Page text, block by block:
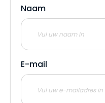
Naam
E-mail